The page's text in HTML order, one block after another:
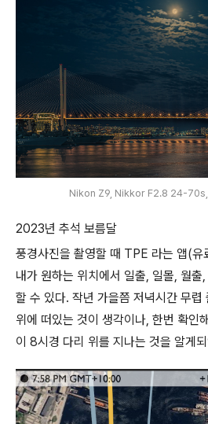
Nikon Z9, Nikkor F2.8 24-
2023년 추석 보름달
풍경사진을 촬영할 때 TPE 라는 앱(유
내가 원하는 위치에서 일출, 일몰, 월
할 수 있다. 작년 가을쯤 저녁시간 무렵
위에 떠있는 것이 생각이나, 한번 확인
이 8시경 다리 위를 지나는 것을 알게